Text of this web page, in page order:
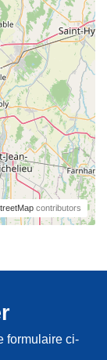
contributors
formulaire ci-